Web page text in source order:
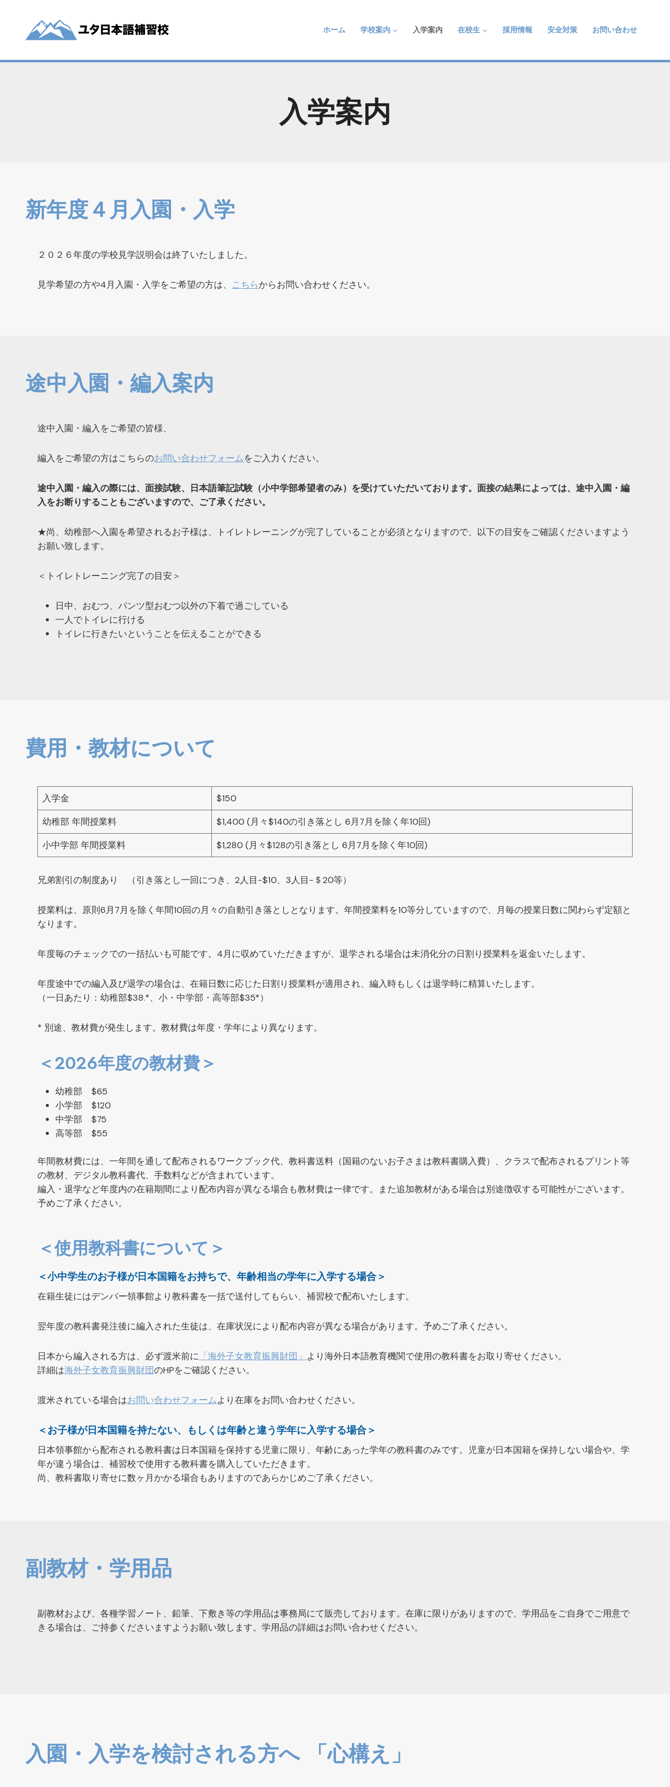
キ
ホーム 学校案内 入学案内 在校生 採用情報 安全対策 お問い合わせ
入学案内
新年度４月入園・入学
２０２６年度の学校見学説明会は終了いたしました。
見学希望の方や4月入園・入学をご希望の方は、 こちらからお問い合わせください。
途中入園・編入案内
途中入園・編入をご希望の皆様、
編入をご希望の方はこちらのお問い合わせフォームをご入力ください。
途中入園・編入の際には、面接試験、日本語筆記試験（小中学部希望者のみ）を受けていただいております。面接の結果によっては、途中入園・編
入をお断りすることもございますので、ご了承ください。
★尚、幼稚部へ入園を希望されるお子様は、トイレトレーニングが完了していることが必須となりますので、以下の目安をご確認くださいますよう
お願い致します。
＜トイレトレーニング完了の目安＞
日中、おむつ、パンツ型おむつ以外の下着で過ごしている
一人でトイレに行ける
トイレに行きたいということを伝えることができる
費用・教材について
入学金
$150
幼稚部 年間授業料
$1,400 (月々$140の引き落とし 6月7月を除く年10回)
小中学部 年間授業料
$1,280 (月々$128の引き落とし 6月7月を除く年10回)
兄弟割引の制度あり （引き落とし一回につき、2人目-$10、3人目-＄20等）
授業料は、原則6月7月を除く年間10回の月々の自動引き落としとなります。年間授業料を10等分していますので、月毎の授業日数に関わらず定額と
なります。
年度毎のチェックでの一括払いも可能です。4月に収めていただきますが、退学される場合は未消化分の日割り授業料を返金いたします。
年度途中での編入及び退学の場合は、在籍日数に応じた日割り授業料が適用され、編入時もしくは退学時に精算いたします。
（一日あたり：幼稚部$38.*、小・中学部・高等部$35*）
* 別途、教材費が発生します。教材費は年度・学年により異なります。
＜2026年度の教材費＞
幼稚部 $65
小学部 $120
中学部 $75
高等部 $55
年間教材費には、一年間を通して配布されるワークブック代、教科書送料（国籍のないお子さまは教科書購入費）、クラスで配布されるプリント等
の教材、デジタル教科書代、手数料などが含まれています。
編入・退学など年度内の在籍期間により配布内容が異なる場合も教材費は一律です。また追加教材がある場合は別途徴収する可能性がございます。
予めご了承ください。
＜使用教科書について＞
＜小中学生のお子様が日本国籍をお持ちで、年齢相当の学年に入学する場合＞
在籍生徒にはデンバー領事館より教科書を一括で送付してもらい、補習校で配布いたします。
翌年度の教科書発注後に編入された生徒は、在庫状況により配布内容が異なる場合があります。予めご了承ください。
日本から編入される方は、必ず渡米前に 「海外子女教育振興財団」 より海外日本語教育機関で使用の教科書をお取り寄せください。
詳細は海外子女教育振興財団のHPをご確認ください。
渡米されている場合はお問い合わせフォームより在庫をお問い合わせください。
＜お子様が日本国籍を持たない、もしくは年齢と違う学年に入学する場合＞
日本領事館から配布される教科書は日本国籍を保持する児童に限り、年齢にあった学年の教科書のみです。児童が日本国籍を保持しない場合や、学
年が違う場合は、補習校で使用する教科書を購入していただきます。
尚、教科書取り寄せに数ヶ月かかる場合もありますのであらかじめご了承ください。
副教材・学用品
副教材および、各種学習ノート、鉛筆、下敷き等の学用品は事務局にて販売しております。在庫に限りがありますので、学用品をご自身でご用意で
きる場合は、ご持参くださいますようお願い致します。学用品の詳細はお問い合わせください。
入園・入学を検討される方へ 「心構え」